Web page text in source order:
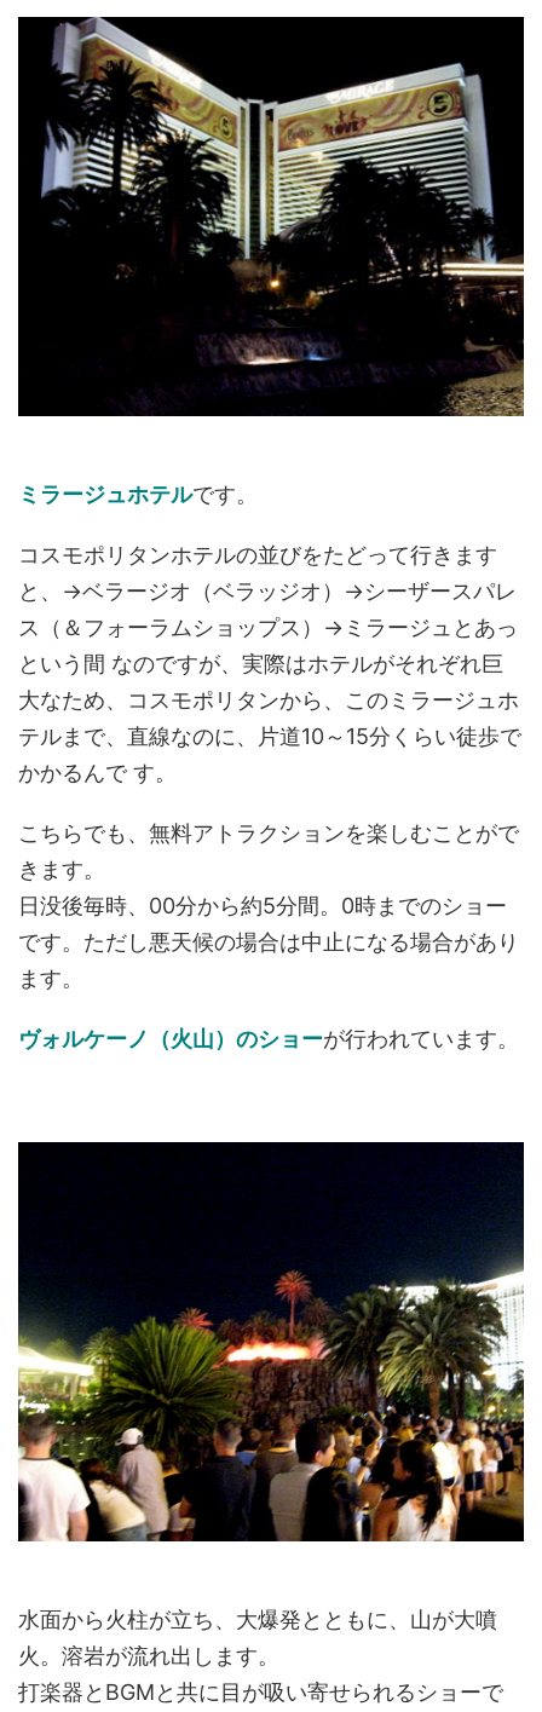
ミラージュホテルです。
コスモポリタンホテルの並びをたどって行きます
と、→ベラージオ（ベラッジオ）→シーザースパレ
ス（＆フォーラムショップス）→ミラージュとあっ
という間 なのですが、実際はホテルがそれぞれ巨
大なため、コスモポリタンから、このミラージュホ
テルまで、直線なのに、片道10～15分くらい徒歩で
かかるんで す。
こちらでも、無料アトラクションを楽しむことがで
きます。
日没後毎時、00分から約5分間。0時までのショー
です。ただし悪天候の場合は中止になる場合があり
ます。
ヴォルケーノ（火山）のショーが行われています。
水面から火柱が立ち、大爆発とともに、山が大噴
火。溶岩が流れ出します。
打楽器とBGMと共に目が吸い寄せられるショーで